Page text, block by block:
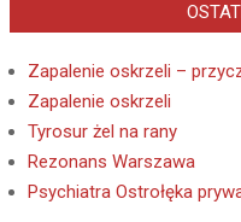
Zapalenie oskrzeli –
Zapalenie oskrzeli
Tyrosur żel na rany
Rezonans Warszawa
Psychiatra Ostrołęka